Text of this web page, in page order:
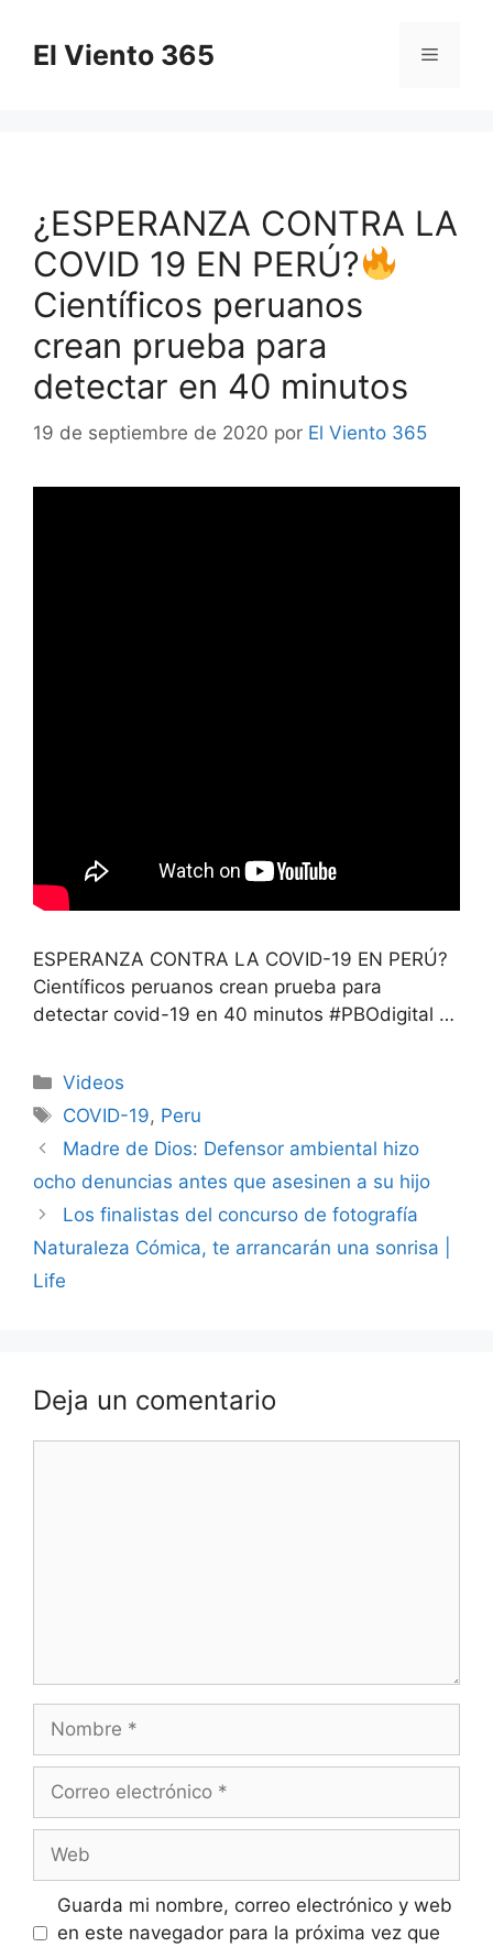
contenido
El Viento 365 Menú
¿ESPERANZA CONTRA LA
COVID 19 EN PERÚ?
Científicos peruanos
crean prueba para
detectar en 40 minutos
19 de septiembre de 2020 por El Viento 365
ESPERANZA CONTRA LA COVID-19 EN PERÚ?
Científicos peruanos crean prueba para
detectar covid-19 en 40 minutos #PBOdigital …
Categorías
Videos
Etiquetas
COVID-19, Peru
Madre de Dios: Defensor ambiental hizo
ocho denuncias antes que asesinen a su hijo
Los finalistas del concurso de fotografía
Naturaleza Cómica, te arrancarán una sonrisa |
Life
Deja un comentario
electrónico
Guarda mi nombre, correo electrónico y web
en este navegador para la próxima vez que